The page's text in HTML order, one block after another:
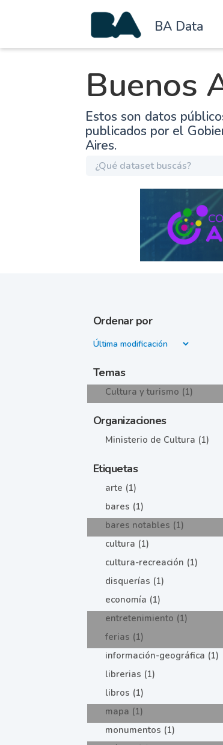
BA Data
Buenos
Estos son datos
publicados por el
Aires.
Ordenar por
Temas
Cultura y turismo (1)
Organizaciones
Ministerio de Cultura (1)
Etiquetas
arte (1)
bares (1)
bares notables (1)
cultura (1)
cultura-recreación (1)
disquerías (1)
economía (1)
entretenimiento (1)
ferias (1)
información-geográfica (1)
librerias (1)
libros (1)
mapa (1)
monumentos (1)